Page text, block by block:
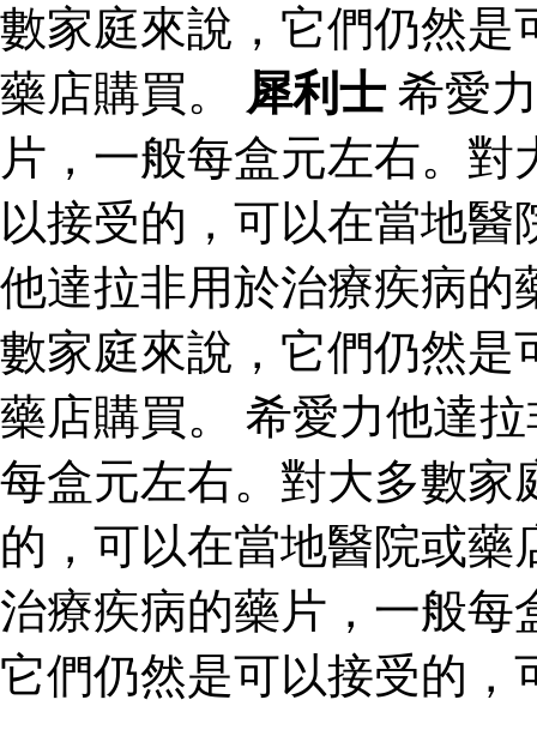
數家庭來說，它們仍然是
藥店購買。 犀利士 希愛
片，一般每盒元左右。
以接受的，可以在當地
他達拉非用於治療疾病的
數家庭來說，它們仍然是
藥店購買。 希愛力他達
每盒元左右。對大多數家
的，可以在當地醫院或
治療疾病的藥片，一般每
它們仍然是可以接受的，